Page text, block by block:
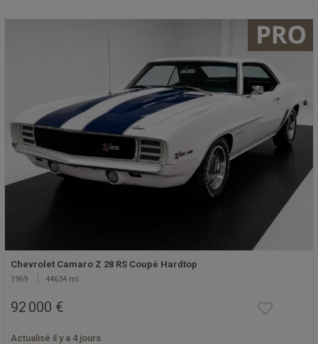
Chevrolet Camaro Z 28 RS Coupé Hardtop
1969 44634 mi
92 000 €
Actualisé il y a 4 jours